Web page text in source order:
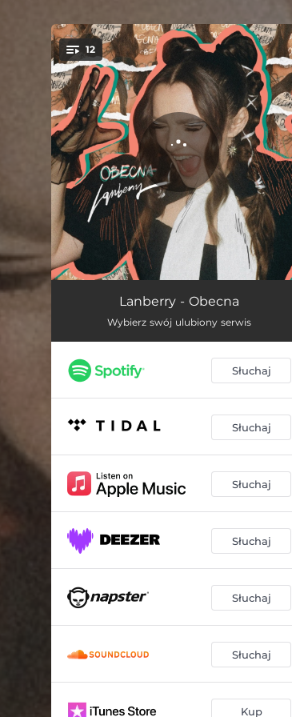
You're all set!
12
Taniec z ogniem
Nocny Express
Niewygodnie 02:43
Debiutuję 03:20
Waniliowe 02:50
Królewna 02:55
Nocny Express (Piano Version) 02:48
Okna bez firanek 03:08
03:23
Post scriptum 04:32
Lanberry - Obecna
Wybierz swój ulubiony serwis
Słuchaj
Słuchaj
Słuchaj
Słuchaj
Słuchaj
Słuchaj
Kup